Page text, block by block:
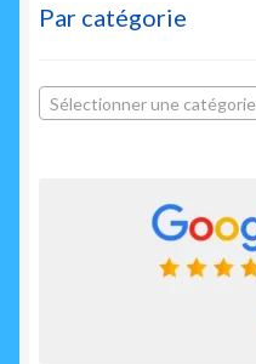
Par catégorie
Sélectionner une catégorie